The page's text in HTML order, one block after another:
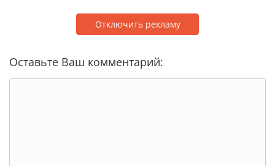
Отключить рекламу
Оставьте Ваш комментарий: